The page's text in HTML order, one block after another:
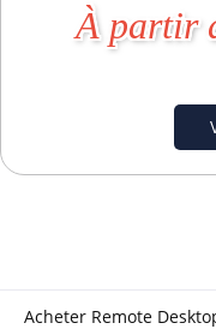
À partir
Acheter Remote